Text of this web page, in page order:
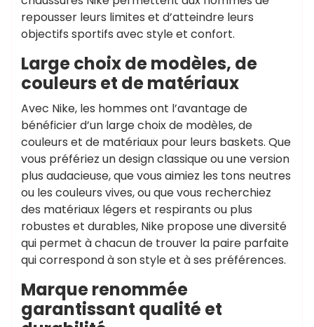
repousser leurs limites et d’atteindre leurs
objectifs sportifs avec style et confort.
Large choix de modèles, de
couleurs et de matériaux
Avec Nike, les hommes ont l’avantage de
bénéficier d’un large choix de modèles, de
couleurs et de matériaux pour leurs baskets. Que
vous préfériez un design classique ou une version
plus audacieuse, que vous aimiez les tons neutres
ou les couleurs vives, ou que vous recherchiez
des matériaux légers et respirants ou plus
robustes et durables, Nike propose une diversité
qui permet à chacun de trouver la paire parfaite
qui correspond à son style et à ses préférences.
Marque renommée
garantissant qualité et